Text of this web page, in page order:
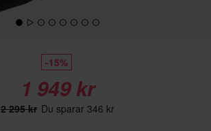
-15%
1 949 kr
2 295 kr Du sparar 346 kr